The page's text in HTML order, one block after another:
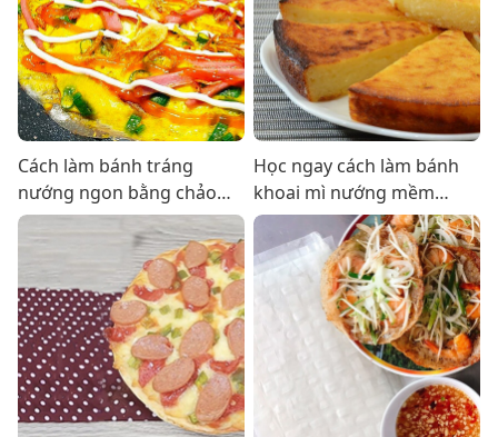
Cách làm bánh tráng
nướng ngon bằng chảo
chống dính tại nhà
Học ngay cách làm bánh
khoai mì nướng mềm
thơm cực hấp dẫn và dễ
làm